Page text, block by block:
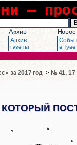
–
Архив
Архив
газеты
в Туве
за 2017 год -> № 41, 17